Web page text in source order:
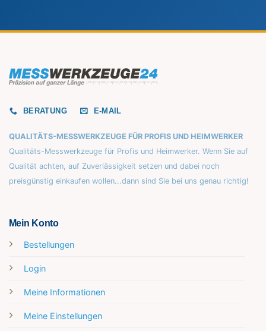
BERATUNG E-MAIL
QUALITÄTS-MESSWERKZEUGE FÜR PROFIS UND HEIMWERKER
Qualitäts-Messwerkzeuge für Profis und Heimwerker. Wenn Sie auf
Qualität achten, auf Zuverlässigkeit setzen und dabei noch
preisgünstig einkaufen wollen...dann sind Sie bei uns genau richtig!
Mein Konto
Bestellungen
Login
Meine Informationen
Meine Einstellungen